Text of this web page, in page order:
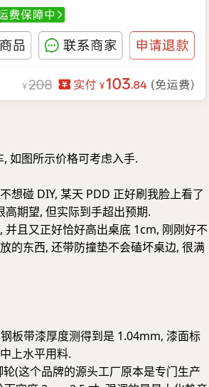
如图所示价格可考虑入手.
想碰 DIY, 某天 PDD 正好刷我脸上看了
期望, 但实际到手超出预期.
并且又正好恰好高出桌底 1cm, 刚刚好不
的东西, 还带防撞垫不会磕坏桌边, 很满
板带漆厚度测得到是 1.04mm, 漆面标
上水平用料.
(这个品牌的源头工厂原本是专门生产